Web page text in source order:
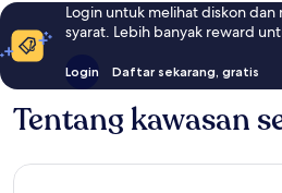
Login untuk melihat diskon
syarat. Lebih banyak reward
Login Daftar sekarang, gratis
Tentang kawasan